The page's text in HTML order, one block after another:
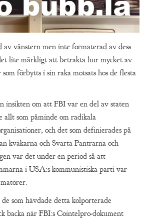
av vänstern men inte formaterad av dess
lite märkligt att betrakta hur mycket av
förbytts i sin raka motsats hos de flesta
insikten om att FBI var en del av staten
som påminde om radikala
och det som definierades på
kväkarna och Svarta Pantrarna och
var det under en period så att
i USA:s kommunistiska parti var
som hävdade detta kolporterade
backa när FBI:s Cointelpro-dokument